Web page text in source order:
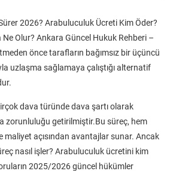
2026? Arabuluculuk Ücreti Kim Öder?
Olur? Ankara Güncel Hukuk Rehberi –
önce tarafların bağımsız bir üçüncü
uzlaşma sağlamaya çalıştığı alternatif
dava türünde dava şartı olarak
zorunluluğu getirilmiştir.Bu süreç, hem
maliyet açısından avantajlar sunar. Ancak
nasıl işler? Arabuluculuk ücretini kim
2025/2026 güncel hükümler